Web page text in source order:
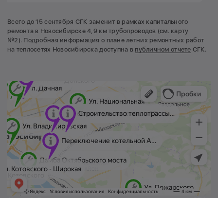
Всего до 15 сентября СГК заменит в рамках капитального
ремонта в Новосибирске 4,9 км трубопроводов (см. карту
№2). Подробная информация о плане летних ремонтных работ
на теплосетях Новосибирска доступна в публичном отчете СГК.